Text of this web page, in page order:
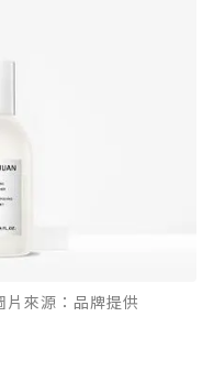
片來源：品牌提供